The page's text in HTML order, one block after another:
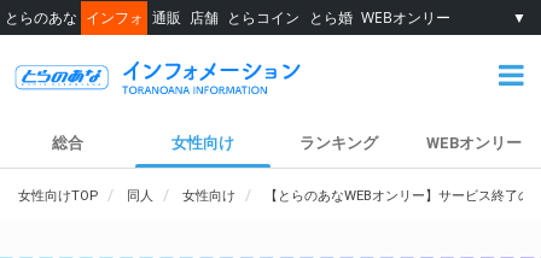
とらのあな インフォ 通販 店舗 とらコイン とら婚 WEBオンリー ▼
総合 女性向け ランキング WEBオンリー
女性向けTOP 同人 女性向け 【とらのあなWEBオンリー】サービス終了の